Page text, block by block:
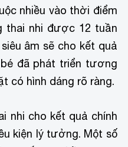
nhiều vào thời điểm
thai nhi được 12 tuần
âm sẽ cho kết quả
bé đã phát triển tương
có hình dáng rõ ràng.
nhi cho kết quả chính
kiện lý tưởng. Một số